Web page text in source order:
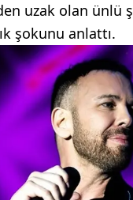
uzak olan ünlü
şokunu anlattı.